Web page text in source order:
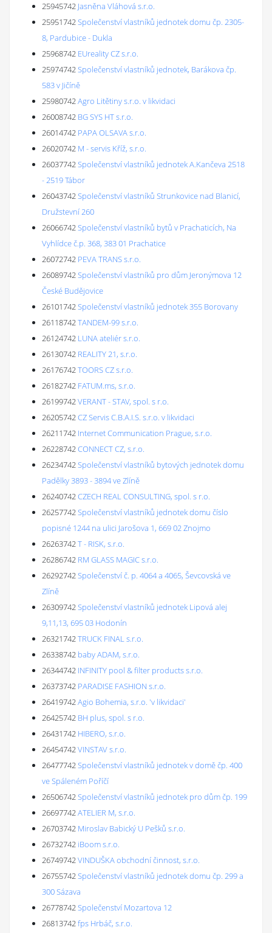
25945742 Jasněna Vláhová s.r.o.
25951742Společenství vlastníků jednotek domu čp. 2305-
8, Pardubice - Dukla
25968742 EUreality CZ s.r.o.
25974742Společenství vlastníků jednotek, Barákova čp.
583 v Jičíně
25980742Agro Litětiny s.r.o. v likvidaci
26008742 BG SYS HT s.r.o.
26014742 PAPA OLSAVA s.r.o.
26020742 M - servis Kříž, s.r.o.
26037742Společenství vlastníků jednotek A.Kančeva 2518
- 2519 Tábor
26043742Společenství vlastníků Strunkovice nad Blanicí,
Družstevní 260
26066742Společenství vlastníků bytů v Prachaticích, Na
Vyhlídce č.p. 368, 383 01 Prachatice
26072742 PEVA TRANS s.r.o.
26089742Společenství vlastníků pro dům Jeronýmova 12
České Budějovice
26101742Společenství vlastníků jednotek 355 Borovany
26118742TANDEM-99 s.r.o.
26124742 LUNA ateliér s.r.o.
26130742 REALITY 21, s.r.o.
26176742TOORS CZ s.r.o.
26182742 FATUM.ms, s.r.o.
26199742VERANT - STAV, spol. s r.o.
26205742CZ Servis C.B.A.I.S. s.r.o. v likvidaci
26211742 Internet Communication Prague, s.r.o.
26228742CONNECT CZ, s.r.o.
26234742Společenství vlastníků bytových jednotek domu
Padělky 3893 - 3894 ve Zlíně
26240742CZECH REAL CONSULTING, spol. s r.o.
26257742Společenství vlastníků jednotek domu číslo
popisné 1244 na ulici Jarošova 1, 669 02 Znojmo
26263742T - RISK, s.r.o.
26286742 RM GLASS MAGIC s.r.o.
26292742Společenství č. p. 4064 a 4065, Ševcovská ve
Zlíně
26309742Společenství vlastníků jednotek Lipová alej
9,11,13, 695 03 Hodonín
26321742TRUCK FINAL s.r.o.
26338742 baby ADAM, s.r.o.
26344742 INFINITY pool & filter products s.r.o.
26373742 PARADISE FASHION s.r.o.
26419742Agio Bohemia, s.r.o. 'v likvidaci'
26425742 BH plus, spol. s r.o.
26431742 HIBERO, s.r.o.
26454742VINSTAV s.r.o.
26477742Společenství vlastníků jednotek v domě čp. 400
ve Spáleném Poříčí
26506742Společenství vlastníků jednotek pro dům čp. 199
26697742ATELIER M, s.r.o.
26703742 Miroslav Babický U Pešků s.r.o.
26732742 iBoom s.r.o.
26749742VINDUŠKA obchodní činnost, s.r.o.
26755742Společenství vlastníků jednotek domu čp. 299 a
300 Sázava
26778742Společenství Mozartova 12
26813742fps Hrbáč, s.r.o.